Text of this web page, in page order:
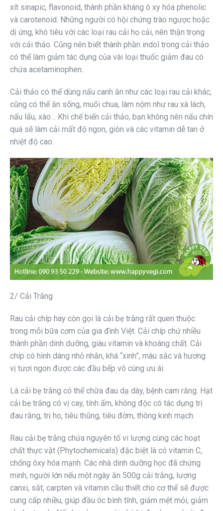
xít sinapic, flavonoid, thành phần kháng ô xy hóa phenolic
và carotenoid. Những người có hội chứng trào ngược hoặc
dị ứng, khó tiêu với các loại rau cải họ cải, nên thận trọng
với cải thảo. Cũng nên biết thành phần indol trong cải thảo
có thể làm giảm tác dụng của vài loại thuốc giảm đau có
chứa acetaminophen.
Cải thảo có thể dùng nấu canh ăn như các loại rau cải khác,
cũng có thể ăn sống, muối chua, làm nộm như rau xà lách,
nấu lẩu, xào… Khi chế biến cải thảo, bạn không nên nấu chín
quá sẽ làm cải mất độ ngon, giòn và các vitamin dễ tan ở
nhiệt độ cao.
2/ Cải Trắng
Rau cải chíp hay còn gọi là cải bẹ trắng rất quen thuộc
trong mỗi bữa cơm của gia đình Việt. Cải chíp chứ nhiều
thành phần dinh dưỡng, giàu vitamin và khoáng chất. Cải
chíp có hình dáng nhỏ nhắn, khá “xinh”, màu sắc và hương
vị tươi ngon được các đầu bếp vô cùng ưu ái.
Lá cải bẹ trắng có thể chữa đau dạ dày, bệnh cam răng. Hạt
cải bẹ trắng có vị cay, tính ấm, không độc có tác dụng trị
đau răng, trị ho, tiêu thũng, tiêu đờm, thông kinh mạch.
Rau cải bẹ trắng chứa nguyên tố vi lượng cùng các hoạt
chất thực vật (Phytochemicals) đặc biệt là có vitamin C,
chống ôxy hóa mạnh. Các nhà dinh dưỡng học đã chứng
minh, người lớn nếu một ngày ăn 500g cải trắng, lượng
canxi, sắt, carpten và vitamin cầu thiết cho cơ thể sẽ được
cung cấp nhiều, giúp đầu óc bình tĩnh, giảm mệt mỏi, giảm